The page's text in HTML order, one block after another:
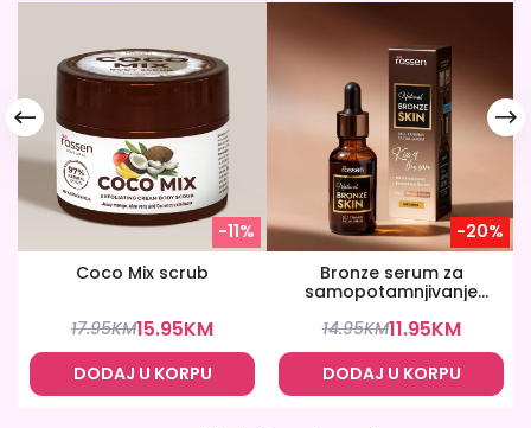
-11%
Coco Mix scrub
17.95KM15.95KM
DODAJ U KORPU
-20%
Bronze serum za
samopotamnjivanje
14.95KM11.95KM
DODAJ U KORPU